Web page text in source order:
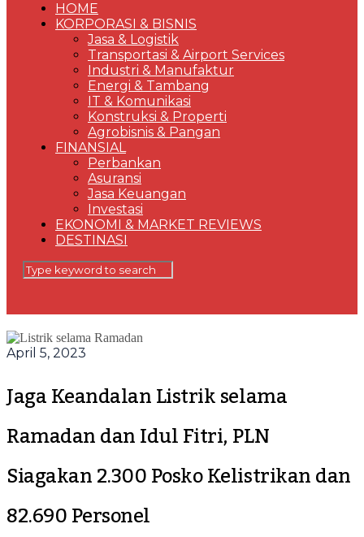
HOME
KORPORASI & BISNIS
Jasa & Logistik
Transportasi & Airport Services
Industri & Manufaktur
Energi & Tambang
IT & Komunikasi
Konstruksi & Properti
Agrobisnis & Pangan
FINANSIAL
Perbankan
Asuransi
Jasa Keuangan
Investasi
EKONOMI & MARKET REVIEWS
DESTINASI
April 5, 2023
Jaga Keandalan Listrik selama
Ramadan dan Idul Fitri, PLN
Siagakan 2.300 Posko Kelistrikan dan
82.690 Personel